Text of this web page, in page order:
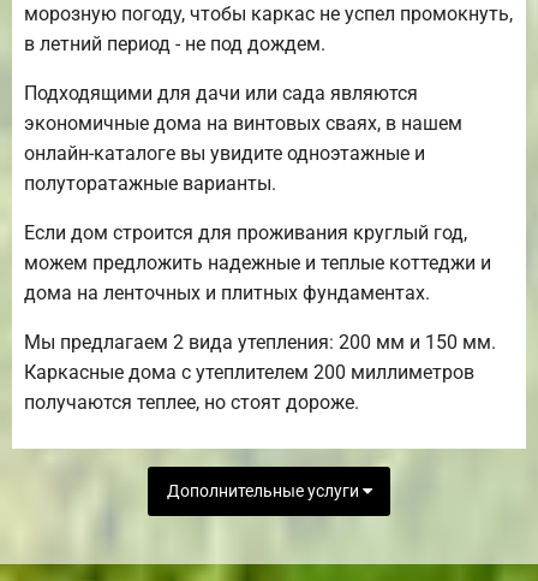
морозную погоду, чтобы каркас не успел промокнуть,
в летний период - не под дождем.
Подходящими для дачи или сада являются
экономичные дома на винтовых сваях, в нашем
онлайн-каталоге вы увидите одноэтажные и
полуторатажные варианты.
Если дом строится для проживания круглый год,
можем предложить надежные и теплые коттеджи и
дома на ленточных и плитных фундаментах.
Мы предлагаем 2 вида утепления: 200 мм и 150 мм.
Каркасные дома с утеплителем 200 миллиметров
получаются теплее, но стоят дороже.
Дополнительные услуги